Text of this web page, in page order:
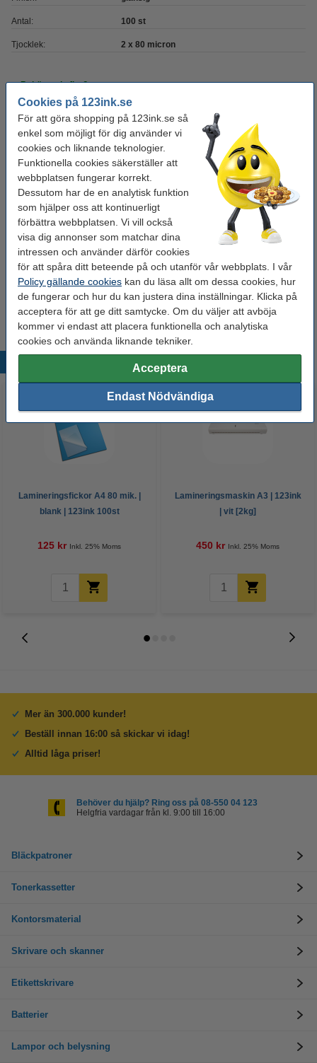
Cookies på 123ink.se
För att göra shopping på 123ink.se så
enkel som möjligt för dig använder vi
cookies och liknande teknologier.
Funktionella cookies säkerställer att
webbplatsen fungerar korrekt.
Dessutom har de en analytisk funktion
som hjälper oss att kontinuerligt
förbättra webbplatsen. Vi vill också
visa dig annonser som matchar dina
intressen och använder därför cookies
för att spåra ditt beteende på och utanför vår webbplats. I vår
Policy gällande cookies kan du läsa allt om dessa cookies, hur
de fungerar och hur du kan justera dina inställningar. Klicka på
acceptera för att ge ditt samtycke. Om du väljer att avböja
kommer vi endast att placera funktionella och analytiska
cookies och använda liknande tekniker.
Acceptera
Endast Nödvändiga
Antal: 100 st
Tjocklek: 2 x 80 micron
Behöver du fler?
Köp200st för endast
525 kr
Glöm inte att beställa!
Whiteboardpenna 2.5mm | 123ink | sorterade
färger | 4st
60 kr
Kopieringspapper A3 80g | Double A | 500 ark
[5,2kg]
225 kr
Tips
Vi råder er att beställa denna produkt istället för originalprodukten!
Populära produkter
Lamineringsfickor A4 80 mik. |
blank | 123ink 100st
125 kr Inkl. 25% Moms
Lamineringsmaskin A3 | 123ink
| vit [2kg]
450 kr Inkl. 25% Moms
Mer än 300.000 kunder!
Beställ innan 16:00 så skickar vi idag!
Alltid låga priser!
Behöver du hjälp? Ring oss på 08-550 04 123
Helgfria vardagar från kl. 9:00 till 16:00
Bläckpatroner
Tonerkassetter
Kontorsmaterial
Skrivare och skanner
Etikettskrivare
Batterier
Lampor och belysning